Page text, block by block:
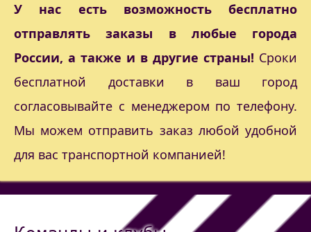
У нас есть возможность бесплатно
отправлять заказы в любые города
России, а также и в другие страны! Сроки
бесплатной доставки в ваш город
согласовывайте с менеджером по телефону.
Мы можем отправить заказ любой удобной
для вас транспортной компанией!